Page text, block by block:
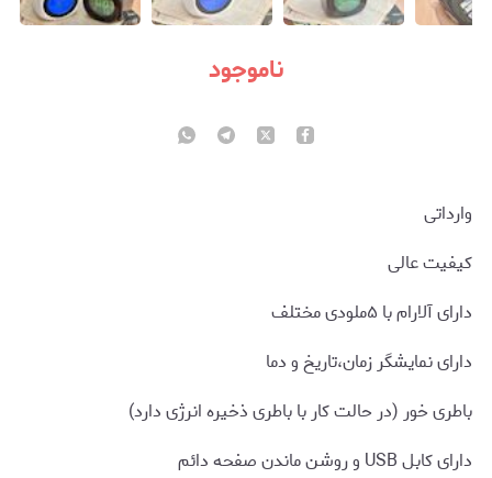
ناموجود
وارداتی
کیفیت عالی
دارای آلارام با ۵ملودی مختلف
دارای نمایشگر زمان،تاریخ و دما
باطری خور (در حالت کار با باطری ذخیره انرژی دارد)
دارای کابل USB و روشن ماندن صفحه دائم